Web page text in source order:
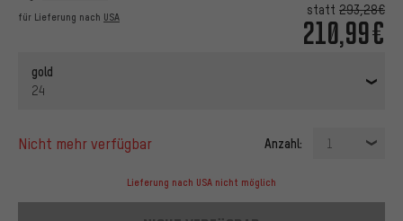
statt 293,28€
210,99€
für Lieferung nach USA
gold
24
nicht mehr verfügbar Anzahl: 1
Lieferung nach USA nicht möglich